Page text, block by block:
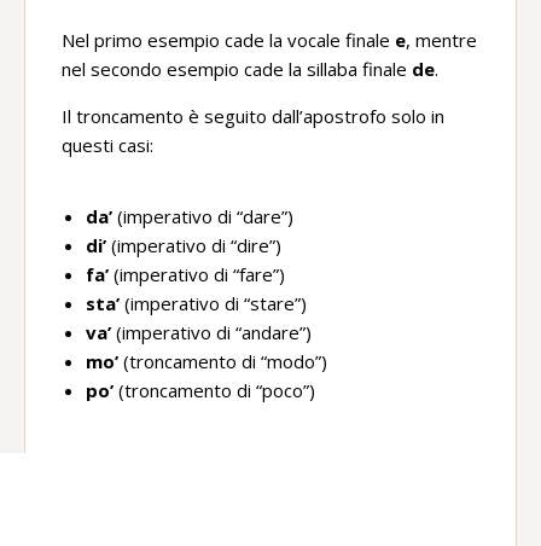
Nel primo esempio cade la vocale finale e, mentre
nel secondo esempio cade la sillaba finale de.
Il troncamento è seguito dall’apostrofo solo in
questi casi:
da’ (imperativo di “dare”)
di’ (imperativo di “dire”)
fa’ (imperativo di “fare”)
sta’ (imperativo di “stare”)
va’ (imperativo di “andare”)
mo’ (troncamento di “modo”)
po’ (troncamento di “poco”)